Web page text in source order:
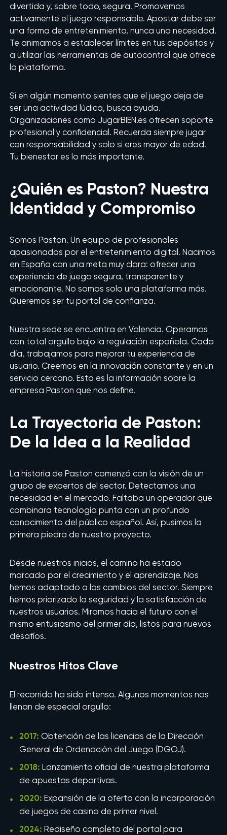
divertida y, sobre todo, segura. Promovemos
activamente el juego responsable. Apostar debe ser
una forma de entretenimiento, nunca una necesidad.
Te animamos a establecer límites en tus depósitos y
a utilizar las herramientas de autocontrol que ofrece
la plataforma.
Si en algún momento sientes que el juego deja de
ser una actividad lúdica, busca ayuda.
Organizaciones como JugarBIEN.es ofrecen soporte
profesional y confidencial. Recuerda siempre jugar
con responsabilidad y solo si eres mayor de edad.
Tu bienestar es lo más importante.
¿Quién es Paston? Nuestra
Identidad y Compromiso
Somos Paston. Un equipo de profesionales
apasionados por el entretenimiento digital. Nacimos
en España con una meta muy clara: ofrecer una
experiencia de juego segura, transparente y
emocionante. No somos solo una plataforma más.
Queremos ser tu portal de confianza.
Nuestra sede se encuentra en Valencia. Operamos
con total orgullo bajo la regulación española. Cada
día, trabajamos para mejorar tu experiencia de
usuario. Creemos en la innovación constante y en un
servicio cercano. Esta es la información sobre la
empresa Paston que nos define.
La Trayectoria de Paston:
De la Idea a la Realidad
La historia de Paston comenzó con la visión de un
grupo de expertos del sector. Detectamos una
necesidad en el mercado. Faltaba un operador que
combinara tecnología punta con un profundo
conocimiento del público español. Así, pusimos la
primera piedra de nuestro proyecto.
Desde nuestros inicios, el camino ha estado
marcado por el crecimiento y el aprendizaje. Nos
hemos adaptado a los cambios del sector. Siempre
hemos priorizado la seguridad y la satisfacción de
nuestros usuarios. Miramos hacia el futuro con el
mismo entusiasmo del primer día, listos para nuevos
desafíos.
Nuestros Hitos Clave
El recorrido ha sido intenso. Algunos momentos nos
llenan de especial orgullo:
2017: Obtención de las licencias de la Dirección
General de Ordenación del Juego (DGOJ).
2018: Lanzamiento oficial de nuestra plataforma
de apuestas deportivas.
2020: Expansión de la oferta con la incorporación
de juegos de casino de primer nivel.
2024: Rediseño completo del portal para